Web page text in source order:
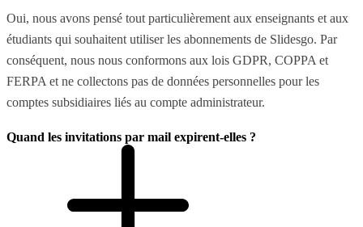
Oui, nous avons pensé tout particulièrement aux enseignants et aux
étudiants qui souhaitent utiliser les abonnements de Slidesgo. Par
conséquent, nous nous conformons aux lois GDPR, COPPA et
FERPA et ne collectons pas de données personnelles pour les
comptes subsidiaires liés au compte administrateur.
Quand les invitations par mail expirent-elles ?